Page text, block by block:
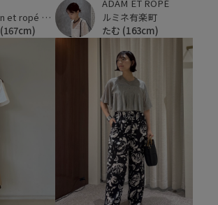
moi salon et ropé 横浜高島屋
(167cm)
ADAM ET ROPÉ
ルミネ有楽町
たむ (163cm)